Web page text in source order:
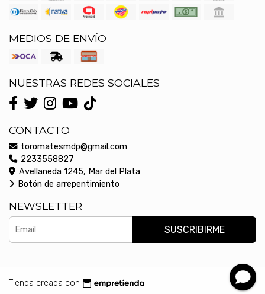
MEDIOS DE ENVÍO
NUESTRAS REDES SOCIALES
CONTACTO
toromatesmdp@gmail.com
2233558827
Avellaneda 1245, Mar del Plata
Botón de arrepentimiento
NEWSLETTER
SUSCRIBIRME
Tienda creada con